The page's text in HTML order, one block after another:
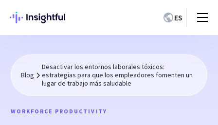
ES
Blog
Desactivar los entornos laborales tóxicos:
estrategias para que los empleadores fomenten un
lugar de trabajo más saludable
WORKFORCE PRODUCTIVITY